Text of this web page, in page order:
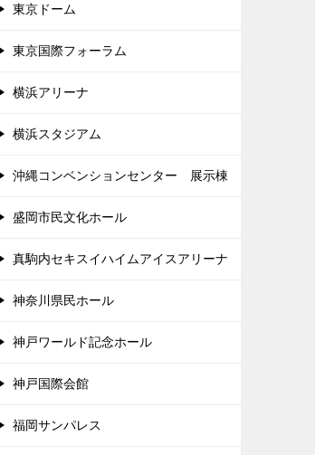
東京ドーム
東京国際フォーラム
横浜アリーナ
横浜スタジアム
沖縄コンベンションセンター 展示棟
盛岡市民文化ホール
真駒内セキスイハイムアイスアリーナ
神奈川県民ホール
神戸ワールド記念ホール
神戸国際会館
福岡サンパレス